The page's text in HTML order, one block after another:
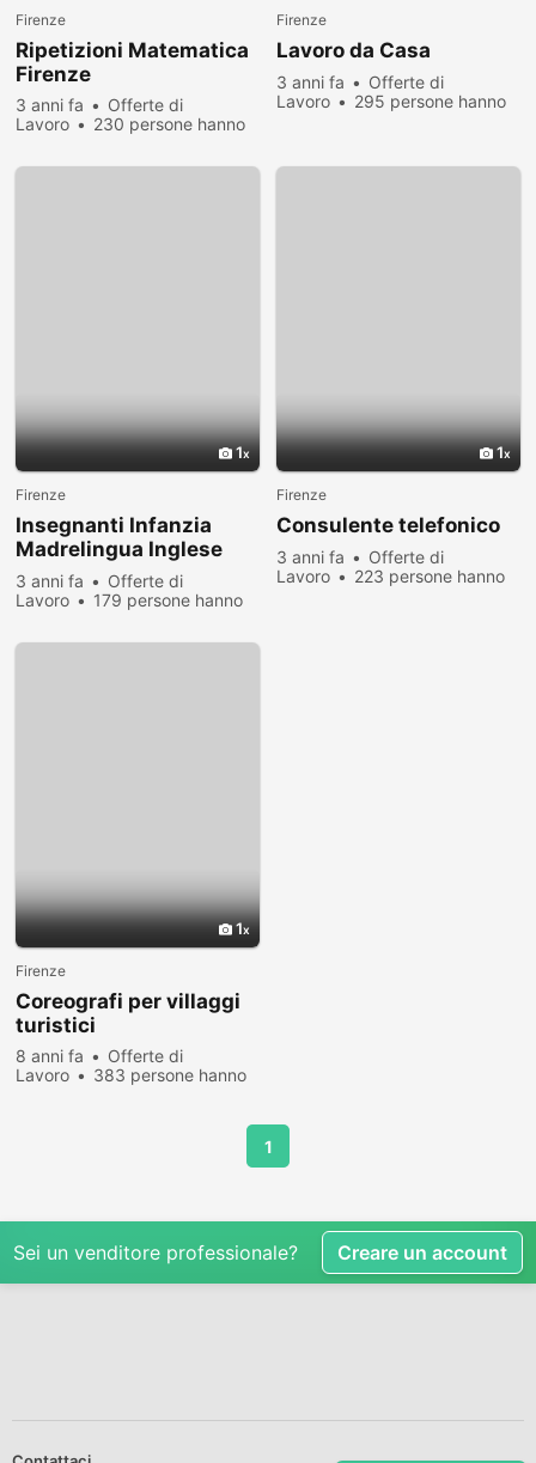
Firenze
Ripetizioni Matematica
Firenze
3 anni fa
Offerte di
Lavoro
230 persone hanno
Firenze
Lavoro da Casa
3 anni fa
Offerte di
Lavoro
295 persone hanno
1
Firenze
Insegnanti Infanzia
Madrelingua Inglese
Firenze
3 anni fa
Offerte di
Lavoro
179 persone hanno
1
Firenze
Consulente telefonico
3 anni fa
Offerte di
Lavoro
223 persone hanno
1
Firenze
Coreografi per villaggi
turistici
8 anni fa
Offerte di
Lavoro
383 persone hanno
1
Sei un venditore professionale? Creare un account